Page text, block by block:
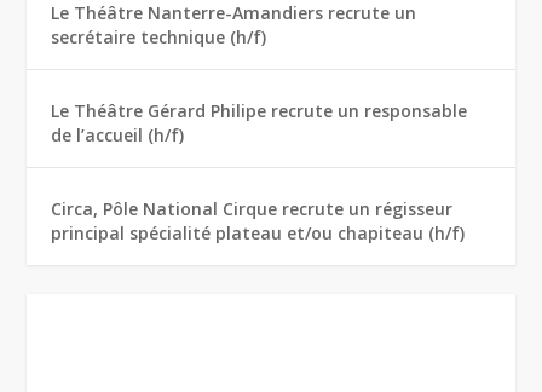
Le Théâtre Nanterre-Amandiers recrute un
secrétaire technique (h/f)
Le Théâtre Gérard Philipe recrute un responsable
de l’accueil (h/f)
Circa, Pôle National Cirque recrute un régisseur
principal spécialité plateau et/ou chapiteau (h/f)